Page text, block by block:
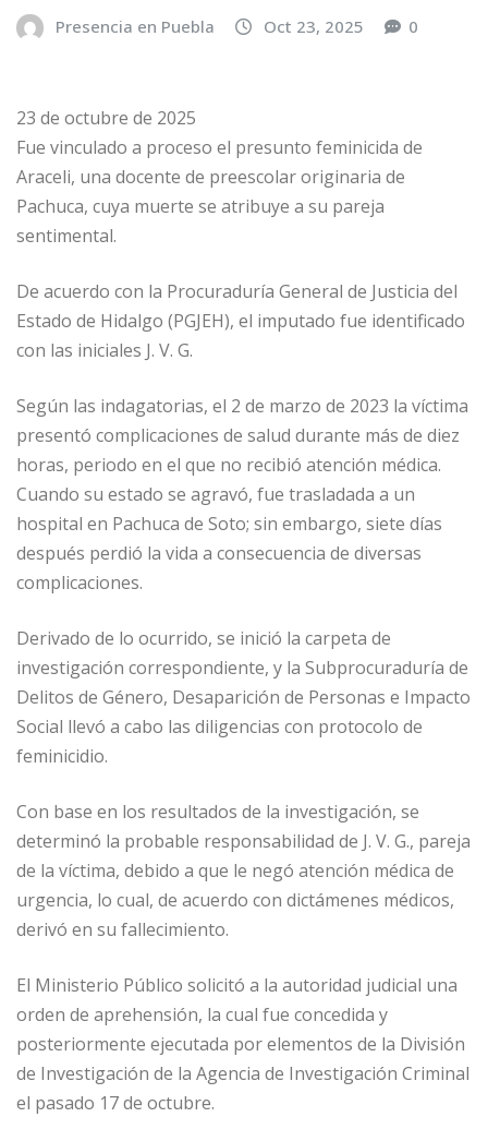
Presencia en Puebla Oct 23, 2025 0
23 de octubre de 2025
Fue vinculado a proceso el presunto feminicida de
Araceli, una docente de preescolar originaria de
Pachuca, cuya muerte se atribuye a su pareja
sentimental.
De acuerdo con la Procuraduría General de Justicia del
Estado de Hidalgo (PGJEH), el imputado fue identificado
con las iniciales J. V. G.
Según las indagatorias, el 2 de marzo de 2023 la víctima
presentó complicaciones de salud durante más de diez
horas, periodo en el que no recibió atención médica.
Cuando su estado se agravó, fue trasladada a un
hospital en Pachuca de Soto; sin embargo, siete días
después perdió la vida a consecuencia de diversas
complicaciones.
Derivado de lo ocurrido, se inició la carpeta de
investigación correspondiente, y la Subprocuraduría de
Delitos de Género, Desaparición de Personas e Impacto
Social llevó a cabo las diligencias con protocolo de
feminicidio.
Con base en los resultados de la investigación, se
determinó la probable responsabilidad de J. V. G., pareja
de la víctima, debido a que le negó atención médica de
urgencia, lo cual, de acuerdo con dictámenes médicos,
derivó en su fallecimiento.
El Ministerio Público solicitó a la autoridad judicial una
orden de aprehensión, la cual fue concedida y
posteriormente ejecutada por elementos de la División
de Investigación de la Agencia de Investigación Criminal
el pasado 17 de octubre.